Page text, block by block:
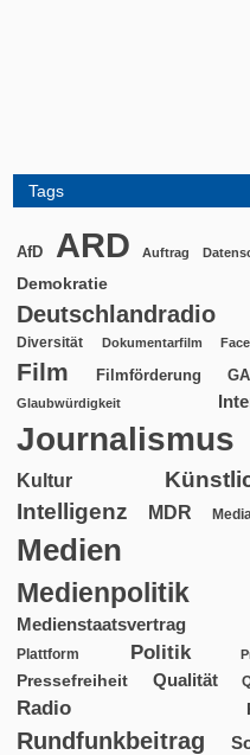
Tags
AfD ARD Auftrag
Demokratie
Deutschlandradio
Diversität Dokumentarfilm
Film Filmförderung
Glaubwürdigkeit
Journalismus
Kultur
Intelligenz
MDR
Medien
Medienpolitik
Medienstaatsvertrag
Plattform Politik
Pressefreiheit Qualität
Radio
Rundfunkbeitrag